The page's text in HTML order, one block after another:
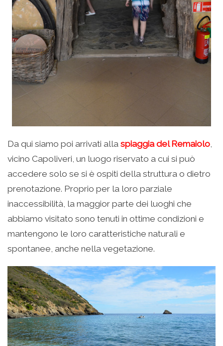
Da qui siamo poi arrivati alla spiaggia del Remaiolo,
vicino Capoliveri, un luogo riservato a cui si può
accedere solo se si è ospiti della struttura o dietro
prenotazione. Proprio per la loro parziale
inaccessibilità, la maggior parte dei luoghi che
abbiamo visitato sono tenuti in ottime condizioni e
mantengono le loro caratteristiche naturali e
spontanee, anche nella vegetazione.